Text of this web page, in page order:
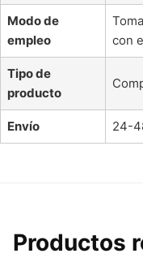
Modo de
empleo
con
Tipo de
producto
Envío 24-
Productos